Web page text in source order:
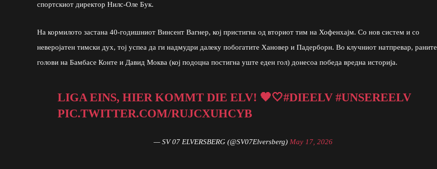
спортскиот директор Нилс-Оле Бук.
На кормилото застана 40-годишниот Винсент Вагнер, кој пристигна од вториот тим на Хофенхајм. Со нов систем и со
неверојатен тимски дух, тој успеа да ги надмудри далеку побогатите Хановер и Падерборн. Во клучниот натпревар, раните
голови на Бамбасе Конте и Давид Моква (кој подоцна постигна уште еден гол) донесоа победа вредна историја.
LIGA EINS, HIER KOMMT DIE ELV! 🖤🤍#DIEELV #UNSEREELV
PIC.TWITTER.COM/RUJCXUHCYB
— SV 07 ELVERSBERG (@SV07Elversberg) May 17, 2026